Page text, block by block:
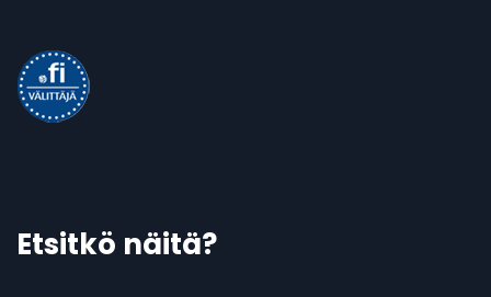
Etsitkö näitä?